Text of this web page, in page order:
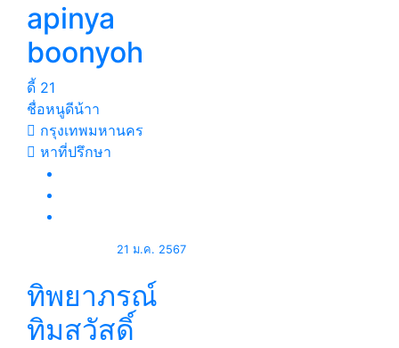
apinya
boonyoh
ดี้ 21
ชื่อหนูดีน้าา
กรุงเทพมหานคร
หาที่ปรึกษา
21 ม.ค. 2567
ทิพยาภรณ์
ทิมสวัสดิ์